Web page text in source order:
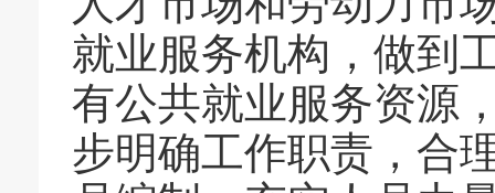
就业服务机构，做到
有公共就业服务资源
步明确工作职责，合